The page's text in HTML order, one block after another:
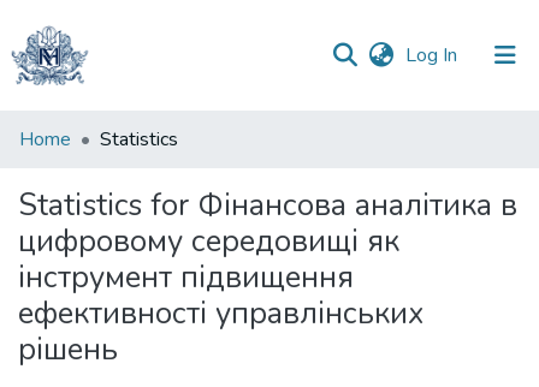
Log In (current)
Communities
Collections
All of DSpace
Home Statistics
Statistics for Фінансова аналітика в
цифровому середовищі як
інструмент підвищення
ефективності управлінських
рішень